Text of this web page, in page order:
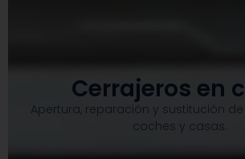
Cerrajeros en
Apertura, reparación y sustitución
coches y casas.​